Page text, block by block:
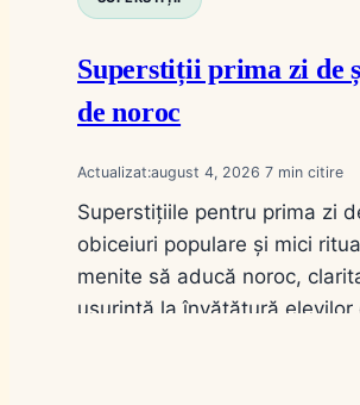
Superstiții prima zi de
de noroc
Actualizat:august 4, 2026 7
Superstițiile pentru prima zi
obiceiuri populare și mici
menite să aducă noroc,
ușurință la învățătură elevilor